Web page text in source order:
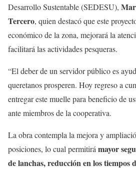
Desarrollo Sustentable (SEDESU),
Tercero, quien destacó que este
económico de la zona, mejorará la
facilitará las actividades pesqueras.
“El deber de un servidor público es
queretanos prosperen. Hoy regreso a
entregar este muelle para beneficio de
ante miembros de la cooperativa.
La obra contempla la mejora y
posiciones, lo cual permitirá mayor
de lanchas, reducción en los tiempos